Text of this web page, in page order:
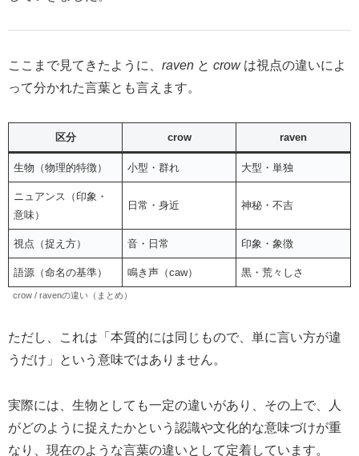
ここまで見てきたように、 raven と crowは視点の違いによ
って分かれた言葉とも言えます。
区分 crow raven
生物（物理的特徴） 小型・群れ 大型・単独
ニュアンス（印象・
意味）
日常・身近 神秘・不吉
視点（捉え方） 音・日常 印象・象徴
語源（命名の基準） 鳴き声（caw） 黒・荒々しさ
crow / ravenの違い（まとめ）
ただし、これは「本質的には同じもので、単に言い方が違
うだけ」という意味ではありません。
実際には、生物としても一定の違いがあり、その上で、人
がどのように捉えたかという認識や文化的な意味づけが重
なり、現在のような言葉の違いとして定着しています。